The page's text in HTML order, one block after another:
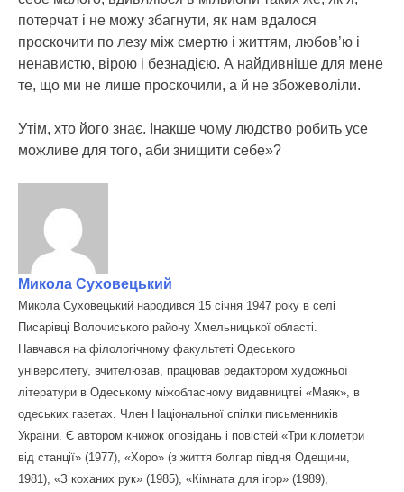
потерчат і не можу збагнути, як нам вдалося
проскочити по лезу між смертю і життям, любов’ю і
ненавистю, вірою і безнадією. А найдивніше для мене
те, що ми не лише проскочили, а й не збожеволіли.
Утім, хто його знає. Інакше чому людство робить усе
можливе для того, аби знищити себе»?
Микола Суховецький
Микола Суховецький народився 15 січня 1947 року в селі
Писарівці Волочиського району Хмельницької області.
Навчався на філологічному факультеті Одеського
університету, вчителював, працював редактором художньої
літератури в Одеському міжобласному видавництві «Маяк», в
одеських газетах. Член Національної спілки письменників
України. Є автором книжок оповідань і повістей «Три кілометри
від станції» (1977), «Хоро» (з життя болгар півдня Одещини,
1981), «З коханих рук» (1985), «Кімната для ігор» (1989),